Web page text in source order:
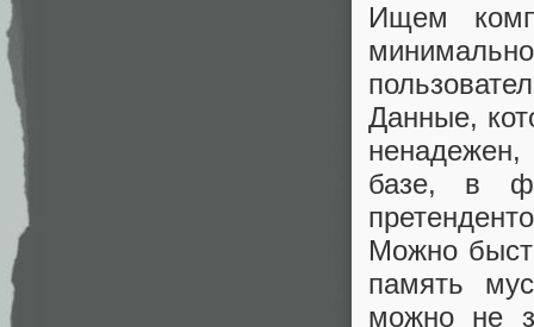
Ищем
Данные,
базе, в
Можно
память
можно не